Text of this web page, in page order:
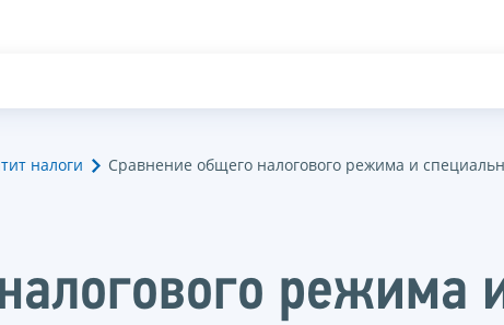
налоги Сравнение общего налогового режима и
режима